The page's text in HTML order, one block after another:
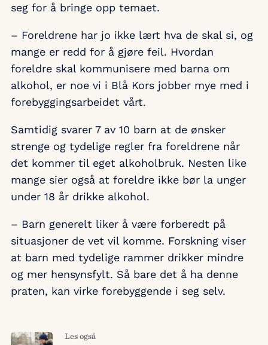
seg for å bringe opp temaet.
– Foreldrene har jo ikke lært hva de skal si, og
mange er redd for å gjøre feil. Hvordan
foreldre skal kommunisere med barna om
alkohol, er noe vi i Blå Kors jobber mye med i
forebyggingsarbeidet vårt.
Samtidig svarer 7 av 10 barn at de ønsker
strenge og tydelige regler fra foreldrene når
det kommer til eget alkoholbruk. Nesten like
mange sier også at foreldre ikke bør la unger
under 18 år drikke alkohol.
– Barn generelt liker å være forberedt på
situasjoner de vet vil komme. Forskning viser
at barn med tydelige rammer drikker mindre
og mer hensynsfylt. Så bare det å ha denne
praten, kan virke forebyggende i seg selv.
Les også